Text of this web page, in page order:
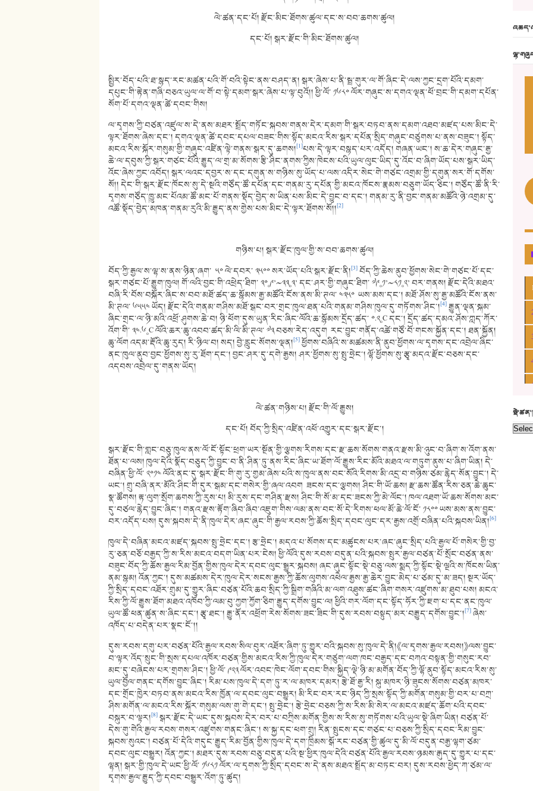
ལེ་ཚན་དང་པོ། རྫོང་མིང་ཐོགས་ཚུལ་དང་ས་བབ་ཆགས་ཚུལ།
དང་པོ། སྒར་རྫོང་གི་མིང་ཐོགས་ཚུལ།
སྤྱིར་བོད་པའི་ཐ་སྙད་རང་མཚན་པའི་གོ་བའི་སྟེང་ནས་བཤད་ན། སྒར་ཞེས་པ་ནི་སྦྲ་གུར་ལ་གོ་ཞིང་དེ་ལས་ཀྱང་དྲག་པོའི་དམག་
དཔུང་གི་རྟེན་གཞི་བཅའ་ཡུལ་ལ་གོ་བ་སྟེ་དམག་སྒར་ཞེས་པ་ལྟ་བུའོ།། ཕྱི་ལོ་ ༡༦༨༠ ལོར་གཞུང་ས་དགའ་ལྡན་ཕོ་བྲང་གི་དམག་དཔོན་
སོག་པོ་དགའ་ལྡན་ཚེ་དབང་གིས།
ལ་དྭགས་ཀྱི་བཙན་འཛུལ་ས་དེ་ནས་མཐར་སྤྲོད་གཏོང་སྐབས་གནས་དེར་དམག་གི་སྒར་བཏབ་ནས་དམག་འཐབ་མཛད་པས་མིང་དེ་
ལྟར་ཐོགས་ཞེས་དང་། དགའ་ལྡན་ཚེ་དབང་དཔལ་བཟང་གིས་སྟོད་མངའ་རིས་སྒར་དཔོན་སྲིད་གཞུང་བཙུགས་པ་ནས་བཟུང་། སྟོད་
མངའ་རིས་སྐོར་གསུམ་གྱི་གཞུང་འཛིན་ལྟེ་གནས་སྒར་དུ་ཆགས།[1]པས་དེ་ལྟར་བསྙད་པར་འདོད། གཞན་ཡང་། ས་ཆ་དེར་གཞུང་རྒྱ་
ཆེ་ལ་དབུས་ཀྱི་སྒར་གཙང་པོའི་རྒྱུད་ལ་གྲ་མ་སོགས་རྩི་ཤིང་ནགས་ཀྱིས་ཁེངས་པའི་ཡུལ་ལུང་ཡིད་དུ་འོང་བ་ཞིག་ཡོད་པས་སྒར་ཡིད་
འོང་ཞེས་ཀྱང་འབོད། སྒར་ལའང་དབྱར་ས་དང་དགུན་ས་གཉིས་སུ་ཡོད་པ་ལས་འདིར་སེང་གེ་གཙང་འགྲམ་གྱི་དགུན་སར་གོ་དགོས་
སོ།། དེང་གི་སྒར་རྫོང་ཁོངས་སུ་དེ་སྔའི་གཙོད་ཚོ་དཔོན་དང་གནམ་རུ་དཔོན་གྱི་མངའ་ཁོངས་རྣམས་བཅུག་ཡོད་ཅིང་། གཙོད་ཚོ་ནི་རི་
དྭགས་གཙོད་ཁྱུ་མང་པོའམ་ཚོ་མང་པོ་གནས་སྡོད་བྱེད་ས་ཡིན་པས་མིང་དེ་བྱུང་བ་དང་། གནམ་རུ་ནི་བྱང་གནམ་མཚོའི་ཉེ་འགྲམ་དུ་
འཚོ་སྡོད་བྱེད་མཁན་གནམ་རུའི་མི་རྒྱུད་ནས་གྱེས་པས་མིང་དེ་ལྟར་ཐོགས་སོ།།[2]
གཉིས་པ། སྒར་རྫོང་ཁུལ་གྱི་ས་བབ་ཆགས་ཚུལ།
བོད་ཀྱི་རྒྱལ་ས་ལྷ་ས་ནས་ཉིན་ཞག་ ༥༠ ལེ་དབར་ ༣༥༠༠ སར་ཡོད་པའི་སྒར་རྫོང་ནི།[3]བོད་ཀྱི་ཆེས་ནུབ་ཕྱོགས་སེང་གེ་གཙང་པོ་དང་
སྒར་གཙང་པོ་རྒྱུག་ཁུལ། གོ་ལའི་བྱང་གི་འཕྲེད་ཐིག་ ༣༠༚༩’〜༣༣༚༣’ དང་ཤར་གྱི་གཞུང་ཐིག་ ༧༩༚༡’〜༨༡༚༢’ བར་གནས། རྫོང་དེའི་མཐའ་
བཞི་རི་བོས་བསྐོར་ཞིང་ས་བབ་མཐོ་ཚད་ཆ་སྙོམས་རྒྱ་མཚོའི་ངོས་ནས་མི་ཊལ་ ༤༣༥༠ ཡས་མས་དང་། མཐོ་ཤོས་སུ་རྒྱ་མཚོའི་ངོས་ནས་
མི་ཊལ་ ༦༥༥༤ ཡོད། རྫོང་དེའི་གནམ་གཤིས་མཐོ་སྒང་བར་གྲང་ཁུལ་ཐན་པའི་གནམ་གཤིས་ཁུལ་དུ་གཏོགས་ཤིང་།[4]རྒྱུན་ལྡན་སྐམ་
ཞིང་གྲང་ལ་ཉི་མའི་འཕྲོ་ཤུགས་ཆེ་བ། ཉི་ཕོག་དུས་ཡུན་རིང་ཞིང་ལོའི་ཆ་སྙོམས་དྲོད་ཚད་ ༠.༢༚C དང་། དྲོད་ཚད་དམའ་ཤོས་ཀླད་ཀོར་
འོག་གི་ ༣༤.༦༚C ལོའི་ཆར་ཆུ་འབབ་ཚད་མི་ལི་མི་ཊལ་ ༧༣ བཅས་རེད་འདུག རང་བྱུང་གནོད་འཚེ་གཙོ་བོ་གངས་སྐྱོན་དང་། ཐན་སྐྱོན།
ཆུ་ལོག འདམ་རྡོའི་ཆུ་རུད། རི་ཉིལ་བ། སད། བྱེ་རླུང་སོགས་ལྡན།[5]ཕྱོགས་བཞིའི་ས་མཚམས་ནི་ནུབ་ཕྱོགས་ལ་དྭགས་དང་འབྲེལ་ཞིང་
ནང་ཁུལ་ནུབ་བྱང་ཕྱོགས་སུ་རུ་ཐོག་དང་། བྱང་ཤར་དུ་དགེ་རྒྱས། ཤར་ཕྱོགས་སུ་སྤུ་ཧྲེང་། ལྷོ་ཕྱོགས་སུ་རྩྭ་མདའ་རྫོང་བཅས་དང་
འདབས་འབྲེལ་དུ་གནས་ཡོད།
ལེ་ཚན་གཉིས་པ། རྫོང་གི་ལོ་རྒྱུས།
དང་པོ། བོད་ཀྱི་སྲིད་འཛིན་འཕོ་འགྱུར་དང་སྒར་རྫོང་།
སྒར་རྫོང་གི་གླང་བཅུ་ཁུལ་ནས་ལོ་ངོ་སྟོང་ཕྲག་ཡར་སྔོན་གྱི་ལྕགས་རིགས་དང་རྫ་ཆས་སོགས་གནའ་རྫས་མི་ཉུང་བ་ཞིག་ས་འོག་ནས་
ཐོན་པ་ལས། ཁུལ་དེའི་སྣོད་བཅུད་ཀྱི་བྱུང་བ་ནི་ཤིན་ཏུ་ནས་རིང་ཞིང་ཡ་ཐོག་ལོ་རྒྱུས་རིང་མོའི་མཐའ་ལ་གཏུག་ནུས་པ་ཞིག་ཡིན། དེ་
བཞིན་ཕྱི་ལོ་ ༢༠༡༤ ལོའི་ནང་དུ་སྒར་རྫོང་གི་གུ་རུ་གྱམ་ཞེས་པའི་ས་ཁུལ་ནས་བང་སོའི་རིགས་མི་འདྲ་བ་གཉིས་ཙམ་རྙེད་སོན་བྱུང་། དེ་
ཡང་། གྲུ་བཞི་ནར་མོའི་ཤིང་གི་དུར་སྒམ་དང་གསེར་གྱི་ཞལ་འབག ཟངས་དང་ལྕགས། ཤིང་གི་ཡོ་ཆས། རྫ་ཆས་ཚོན་རིས་ཅན་ཆེ་ཆུང་
སྣ་ཚོགས། རྟ་ལུག་སྲོག་ཆགས་ཀྱི་རུས་པ། མི་རུས་དང་གཤིན་རྫས། ཤིང་གི་སོ་མ་དང་ཟངས་ཀྱི་མེ་ལོང་། ཁལ་འཐག་ཡོ་ཆས་སོགས་མང་
དུ་བཙལ་རྙེད་བྱུང་ཞིང་། གནའ་རྫས་རྟོག་ཞིབ་ཞིབ་འཇུག་གིས་ལམ་ནས་བང་སོ་དེ་རིགས་ཕལ་མོ་ཆེ་ལོ་ངོ་ ༡༨༠༠ ཡས་མས་ནས་བྱུང་
བར་འདོད་པས། དུས་སྐབས་དེ་ནི་ཁུལ་དེར་ཞང་ཞུང་གི་རྒྱལ་རབས་ཀྱི་ཆོས་སྲིད་དབང་ལུང་དར་རྒྱས་འགྲོ་བཞིན་པའི་སྐབས་ཡིན།[6]
ཁུལ་དེ་བཞིན་མངའ་མཛད་སྐབས་སྤུ་ཧྲེང་དང་། རྩ་ཧྲེང་། མདའ་པ་སོགས་དང་མཚུངས་པར་ཞང་ཞུང་སྲིད་པའི་རྒྱལ་པོ་གསེར་གྱི་བྱ་
རུ་ཅན་བཅོ་བརྒྱད་ཀྱི་ས་རིས་མངའ་བདག་ཡིན་པར་ངེས། ཕྱི་ལོའི་དུས་རབས་བདུན་པའི་སྐབས་སྤུར་རྒྱལ་བཙན་པོ་སྲོང་བཙན་ནས་
བཟུང་བོད་ཀྱི་ཆོས་རྒྱལ་རིམ་བྱོན་གྱིས་ཁུལ་དེར་དབང་ལུང་སྒྱུར་སྐབས། ཞང་ཞུང་སྟོང་སྡེ་བཅུ་ལས་སྨད་ཀྱི་སྟོང་སྡེ་ལྔའི་ས་ཁོངས་ཡིན་
ནམ་སྙམ། འོན་ཀྱང་། དུས་མཚམས་དེར་ཁུལ་དེར་སངས་རྒྱས་ཀྱི་ཆོས་ལུགས་འཕེལ་རྒྱས་རྒྱ་ཆེར་བྱུང་མེད་པ་ཙམ་དུ་མ་ཟད། སྔར་ཡོད་
ཀྱི་སྲིད་དབང་འཐོར་གྲུམ་དུ་གྱུར་ཞིང་བཙན་པོའི་ཆབ་སྲིད་ཀྱི་སྒྲིག་གཞིའི་མ་ལག་འཐུས་ཚང་ཞིག་གསར་འཛུགས་མ་ཐུབ་པས། མངའ་
རིས་ཀྱི་ལོ་རྒྱུས་ཐོག་མཐའ་འཁོབ་ཀྱི་ལམ་བུ་ཀྱག་ཀྱོག་ཅིག་རྒྱུད་དགོས་བྱུང་ལ། ཕྱིའི་གར་ལོག་དང་སྟོད་ཧོར་ཀྱི་ཇག་པ་དང་ནང་ཁུལ་
ཡུལ་ཚོ་ཕན་ཚུན་ས་ཞིང་དང་། རྩྭ་ཐང་། རྒྱུ་ནོར་འཕྲོག་རེས་སོགས་ཟང་ཟིང་གི་དུས་རབས་བསྟུད་མར་བརྒྱུད་དགོས་བྱུང་།[7]ཞེས་
འཁོད་པ་བདེན་པར་སྣང་ངོ་།།
དུས་རབས་དགུ་པར་བཙན་པོའི་རྒྱལ་རབས་སིལ་བུར་འཐོར་ཞིག་ཏུ་གྱུར་བའི་སྐབས་སུ་ཁུལ་དེ་ནི།《ལ་དྭགས་རྒྱལ་རབས།》ལས་བྱུང་
བ་ལྟར་འོད་སྲུང་གི་སྲས་དཔལ་འཁོར་བཙན་གྱིས་མངའ་རིས་ཀྱི་ཁུལ་དེར་གཙུག་ལག་ཁང་བརྒྱད་དང་བཀའ་བསྟན་གྱི་གསུང་རབ་
མང་དུ་བཞེངས་པར་གྲགས་ཤིང་། ཕྱི་ལོ་ ༩༢༣ ལོར་འབང་ཁེང་ལོག་དབང་གིས་སྐྱིད་ལྡེ་ཉི་མ་མགོན་བོད་ཀྱི་ལྷོ་ནུབ་སྟོད་མངའ་རིས་སུ་
ཡུལ་བྱོལ་གནང་དགོས་བྱུང་ཞིང་། རིམ་པས་ཁུལ་དེ་དག་ཏུ་ར་ལ་མཁར་དམར། རྩེ་ཐོ་རྒྱ་རི། སྐུ་མཁར་ཉི་ཟུངས་སོགས་བཙན་མཁར་
དང་གྲོང་ཁྱེར་བཏབ་ནས་མངའ་རིས་ཁྱོན་ལ་དབང་ལུང་བསྒྱུར། མི་རིང་བར་རང་ཉིད་ཀྱི་སྲས་སྟོད་ཀྱི་མགོན་གསུམ་གྱི་བར་པ་བཀྲ་
ཤིས་མགོན་ལ་མངའ་རིས་སྐོར་གསུམ་ལས་གུ་གེ་དང་། སྤུ་ཧྲེང་། རྩེ་ཧྲེང་བཅས་ཀྱི་ས་རིས་མི་སེར་ལ་མངའ་མཛད་ཆོག་པའི་དབང་
བསྐུར་བ་ལྟར།[8]སྒར་རྫོང་དེ་ཡང་དུས་སྐབས་དེར་བར་པ་བཀྲིས་མགོན་གྱིས་ས་རིས་སུ་གཏོགས་པའི་ཡུལ་སྡེ་ཞིག་ཡིན། བཙན་པོ་
དེས་གུ་གེའི་རྒྱལ་རབས་གསར་འཛུགས་གནང་ཞིང་། ས་སྐྱ་དང་ཕག་གྲུ། རིན་སྤུངས་དང་གཙང་པ་བཅས་ཀྱི་སྲིད་དབང་རིམ་བྱུང་
སྐབས་སུའང་། བཙན་པོ་དེའི་གདུང་རྒྱུད་རིམ་བྱོན་གྱིས་ཁུལ་དེ་དག་ཁྲིམས་སྒོ་རང་བཙན་གྱི་ཚུལ་དུ་མི་ལོ་བདུན་བརྒྱ་ལྷག་ཙམ་
དབང་ལུང་བསྒྱུར། འོན་ཀྱང་། མཐར་དུས་རབས་བཅུ་བདུན་པའི་སྔ་ཕྱིར་ཁུལ་དེའི་བཙན་པོའི་རྒྱལ་རབས་ཉམས་རྒུད་དུ་གྱུར་པ་དང་
ལྷན། སྒར་གྱི་ཁུལ་དེ་ཡང་ཕྱི་ལོ་ ༡༦༨༡ ལོར་ལ་དྭགས་ཀྱི་སྲིད་དབང་ས་དེ་ནས་མཐའ་སྤྲོད་མ་བཏང་བར། དུས་རབས་ཕྱེད་ཀ་ཙམ་ལ་
དྭགས་རྒྱལ་རྒྱུད་ཀྱི་དབང་བསྒྱུར་འོག་ཏུ་ཚུད།